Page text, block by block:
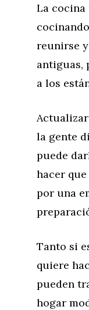
La cocina
reunirse
antiguas,
a los
la gente
puede
hacer
por una
Tanto si
quiere
pueden
hogar